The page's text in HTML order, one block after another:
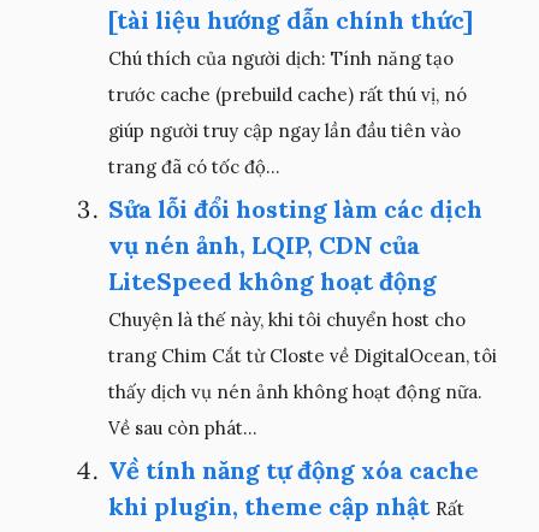
[tài liệu hướng dẫn chính thức]
Chú thích của người dịch: Tính năng tạo
trước cache (prebuild cache) rất thú vị, nó
giúp người truy cập ngay lần đầu tiên vào
trang đã có tốc độ...
Sửa lỗi đổi hosting làm các dịch
vụ nén ảnh, LQIP, CDN của
LiteSpeed không hoạt động
Chuyện là thế này, khi tôi chuyển host cho
trang Chim Cắt từ Closte về DigitalOcean, tôi
thấy dịch vụ nén ảnh không hoạt động nữa.
Về sau còn phát...
Về tính năng tự động xóa cache
khi plugin, theme cập nhật Rất